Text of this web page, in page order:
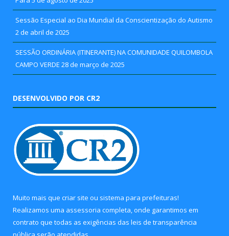
Sessão Especial ao Dia Mundial da Conscientização do Autismo
2 de abril de 2025
SESSÃO ORDINÁRIA (ITINERANTE) NA COMUNIDADE QUILOMBOLA
CAMPO VERDE 28 de março de 2025
DESENVOLVIDO POR CR2
Muito mais que criar site ou sistema para prefeituras!
Realizamos uma assessoria completa, onde garantimos em
contrato que todas as exigências das leis de transparência